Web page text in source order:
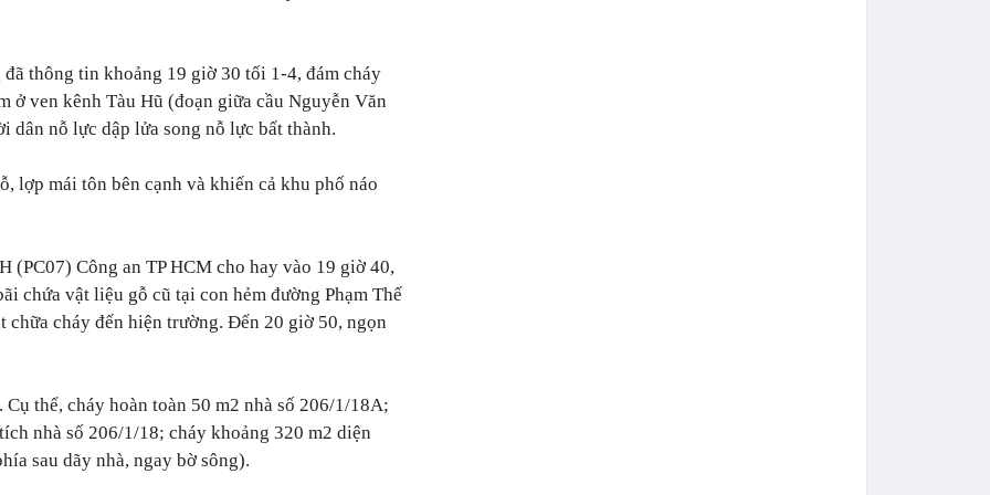
thông tin khoảng 19 giờ 30 tối 1-4, đám cháy
ở ven kênh Tàu Hũ (đoạn giữa cầu Nguyễn Văn
dân nỗ lực dập lửa song nỗ lực bất thành.
lợp mái tôn bên cạnh và khiến cả khu phố náo
(PC07) Công an TP HCM cho hay vào 19 giờ 40,
chứa vật liệu gỗ cũ tại con hẻm đường Phạm Thế
chữa cháy đến hiện trường. Đến 20 giờ 50, ngọn
thể, cháy hoàn toàn 50 m2 nhà số 206/1/18A;
nhà số 206/1/18; cháy khoảng 320 m2 diện
sau dãy nhà, ngay bờ sông).